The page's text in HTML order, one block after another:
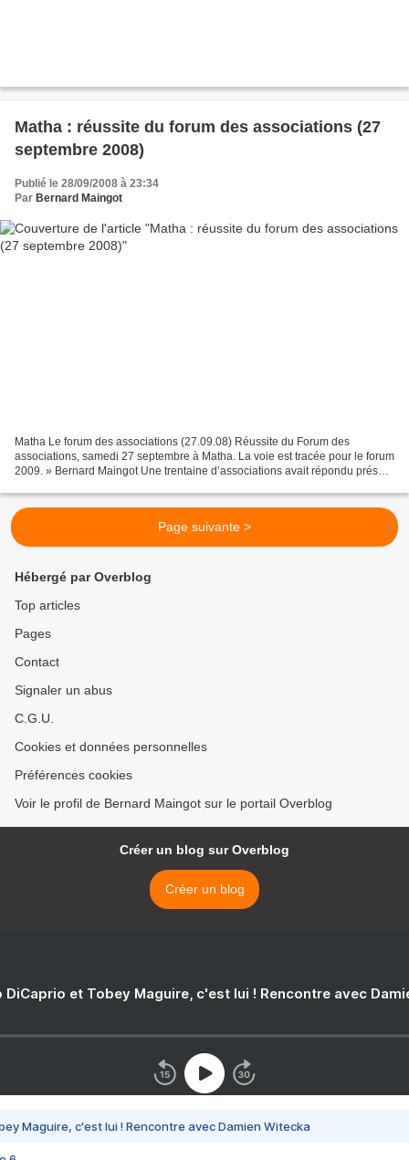
Matha : réussite du forum des associations (27
septembre 2008)
Publié le 28/09/2008 à 23:34
Par Bernard Maingot
Matha Le forum des associations (27.09.08) Réussite du Forum des
associations, samedi 27 septembre à Matha. La voie est tracée pour le forum
2009. » Bernard Maingot Une trentaine d’associations avait répondu présent
Page suivante >
Hébergé par Overblog
Top articles
Pages
Contact
Signaler un abus
C.G.U.
Cookies et données personnelles
Préférences cookies
Voir le profil de Bernard Maingot sur le portail Overblog
Créer un blog sur Overblog
Créer un blog
DiCaprio et Tobey Maguire, c'est lui ! Rencontre avec
Maguire, c'est lui ! Rencontre avec Damien Witecka